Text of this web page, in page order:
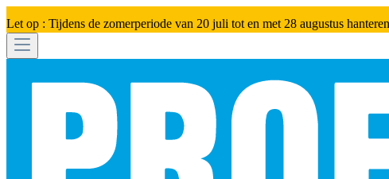
Let op : Tijdens de zomerperiode van 20 juli tot en met 28 augustus